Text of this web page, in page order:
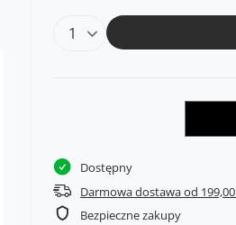
Dostępny
Darmowa dostawa od
Bezpieczne zakupy